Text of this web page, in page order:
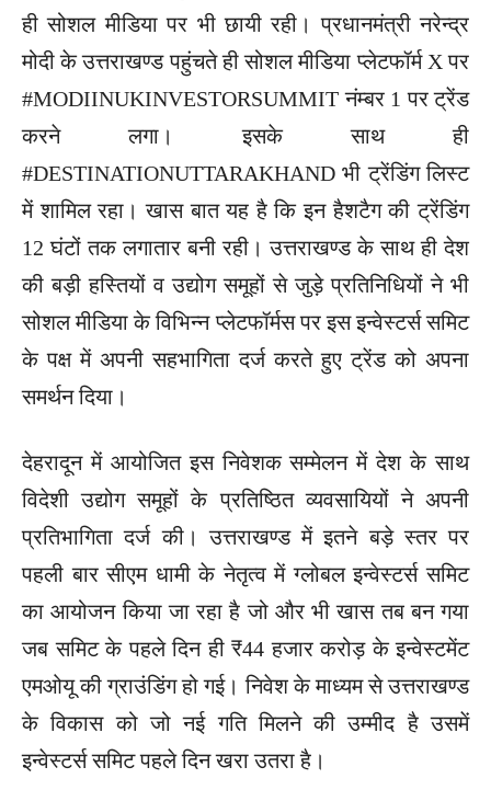
ही सोशल मीडिया पर भी छायी रही। प्रधानमंत्री नरेन्द्र
मोदी के उत्तराखण्ड पहुंचते ही सोशल मीडिया प्लेटफॉर्म X पर
#MODIINUKINVESTORSUMMIT नंम्बर 1 पर ट्रेंड
करने लगा। इसके साथ ही
#DESTINATIONUTTARAKHAND भी ट्रेंडिंग लिस्ट
में शामिल रहा। खास बात यह है कि इन हैशटैग की ट्रेंडिंग
12 घंटों तक लगातार बनी रही। उत्तराखण्ड के साथ ही देश
की बड़ी हस्तियों व उद्योग समूहों से जुड़े प्रतिनिधियों ने भी
सोशल मीडिया के विभिन्न प्लेटफॉर्मस पर इस इन्वेस्टर्स समिट
के पक्ष में अपनी सहभागिता दर्ज करते हुए ट्रेंड को अपना
समर्थन दिया।
देहरादून में आयोजित इस निवेशक सम्मेलन में देश के साथ
विदेशी उद्योग समूहों के प्रतिष्ठित व्यवसायियों ने अपनी
प्रतिभागिता दर्ज की। उत्तराखण्ड में इतने बड़े स्तर पर
पहली बार सीएम धामी के नेतृत्व में ग्लोबल इन्वेस्टर्स समिट
का आयोजन किया जा रहा है जो और भी खास तब बन गया
जब समिट के पहले दिन ही ₹44 हजार करोड़ के इन्वेस्टमेंट
एमओयू की ग्राउंडिंग हो गई। निवेश के माध्यम से उत्तराखण्ड
के विकास को जो नई गति मिलने की उम्मीद है उसमें
इन्वेस्टर्स समिट पहले दिन खरा उतरा है।